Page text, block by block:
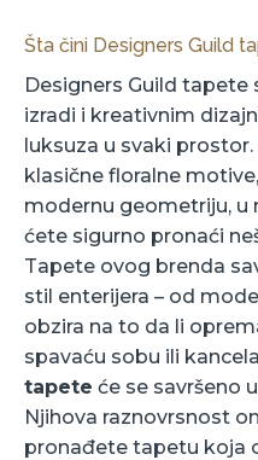
Šta čini Designers Guild
Designers Guild tapete
izradi i kreativnim
luksuza u svaki
klasične floralne
modernu geometriju,
ćete sigurno pronaći
Tapete ovog brenda
stil enterijera – od
obzira na to da li
spavaću sobu ili
tapete će se savršeno
Njihova raznovrsnost
pronađete tapetu koja